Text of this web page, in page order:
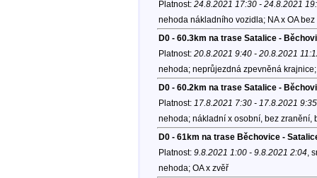
Platnost: 24.8.2021 17:30 - 24.8.2021
nehoda nákladního vozidla; NA x OA
D0 - 60.3km na trase Satalice -
Platnost: 20.8.2021 9:40 - 20.8.2021
nehoda; neprůjezdná zpevněná
D0 - 60.2km na trase Satalice -
Platnost: 17.8.2021 7:30 - 17.8.2021 9:35
nehoda; nákladní x osobní, bez zranění,
D0 - 61km na trase Běchovice -
Platnost: 9.8.2021 1:00 - 9.8.2021 2:04,
nehoda; OA x zvěř